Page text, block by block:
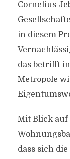
Cornelius
in diesem
das betrifft
Metropole
Mit Blick auf
dass sich